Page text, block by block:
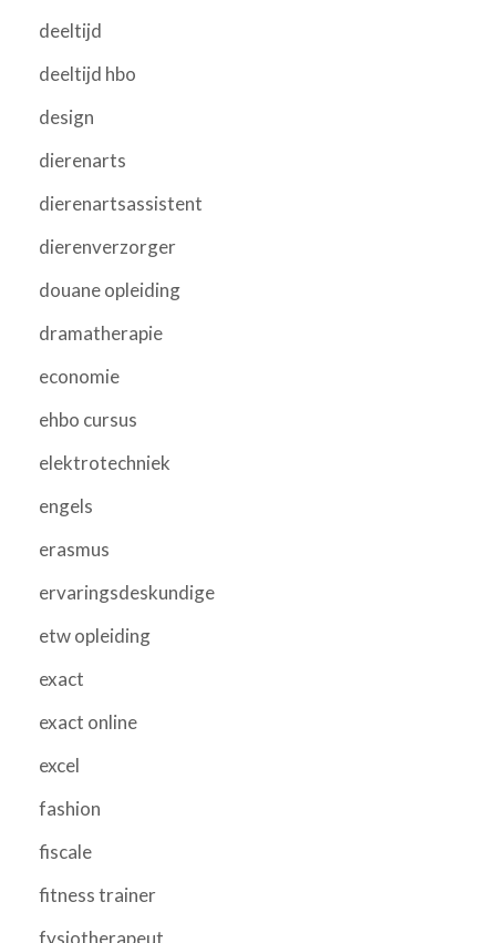
deeltijd
deeltijd hbo
design
dierenarts
dierenartsassistent
dierenverzorger
douane opleiding
dramatherapie
economie
ehbo cursus
elektrotechniek
engels
erasmus
ervaringsdeskundige
etw opleiding
exact
exact online
excel
fashion
fiscale
fitness trainer
fysiotherapeut